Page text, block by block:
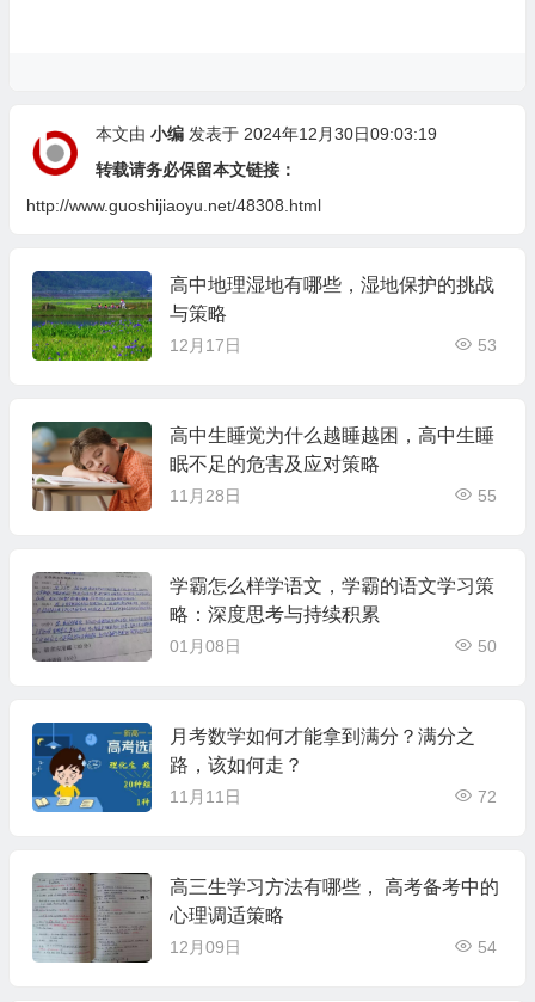
本文由 小编发表于 2024年12月30日09:03:19
转载请务必保留本文链接：
http://www.guoshijiaoyu.net/48308.html
高中地理湿地有哪些，湿地保护的挑战
与策略
12月17日 53
高中生睡觉为什么越睡越困，高中生睡
眠不足的危害及应对策略
11月28日 55
学霸怎么样学语文，学霸的语文学习策
略：深度思考与持续积累
01月08日 50
月考数学如何才能拿到满分？满分之
路，该如何走？
11月11日 72
高三生学习方法有哪些， 高考备考中的
心理调适策略
12月09日 54